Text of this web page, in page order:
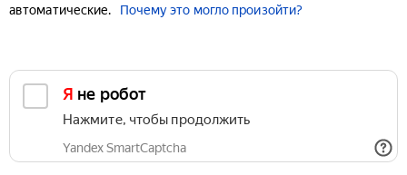
автоматические.
Почему это могло произойти?
Я не робот
Нажмите, чтобы продолжить
Yandex SmartCaptcha